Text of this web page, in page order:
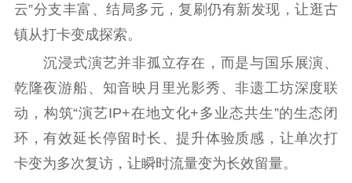
主题宣传 对外宣传
新闻发布
记者之家
文化文艺
精品生产 文化惠民
文化传承
文化交流
体制改革
文化产业
紫金文化艺术节
品牌活动 紫艺舞台
云”分支丰富、结局多元，复刷仍有新发现，让逛古
镇从打卡变成探索。
沉浸式演艺并非孤立存在，而是与国乐展演、
乾隆夜游船、知音映月里光影秀、非遗工坊深度联
动，构筑“演艺IP+在地文化+多业态共生”的生态闭
环，有效延长停留时长、提升体验质感，让单次打
卡变为多次复访，让瞬时流量变为长效留量。